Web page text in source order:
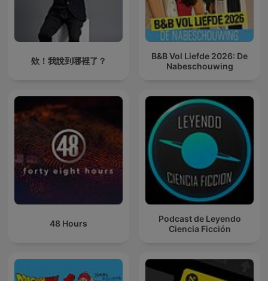
欸！我說到哪裡了？
B&B Vol Liefde 2026: De
Nabeschouwing
48 Hours
Podcast de Leyendo
Ciencia Ficción